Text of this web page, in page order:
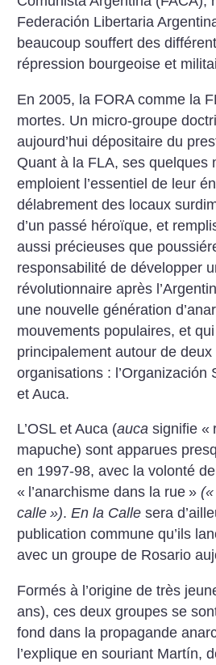
Federación Libertaria
beaucoup souffert des
répression bourgeoise et
En 2005, la FORA comme la
mortes. Un micro-groupe
aujourd’hui dépositaire du
Quant à la FLA, ses quelques
emploient l’essentiel de leur
délabrement des locaux
d’un passé héroïque, et
aussi précieuses que
responsabilité de développer
révolutionnaire après
une nouvelle génération
mouvements populaires, et
principalement autour de deux
organisations : l’Organización
et Auca.
L’OSL et Auca (auca signifie «
mapuche) sont apparues
en 1997-98, avec la volonté
« l’anarchisme dans la rue »(«
calle »).En la Calle sera
publication commune qu’ils
avec un groupe de Rosario
Formés à l’origine de très
ans), ces deux groupes se
fond dans la propagande
l’explique en souriant Martín,